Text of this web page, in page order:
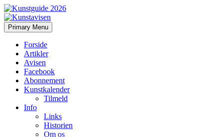
Kunstavisen
Search
Primary Menu Skip
to
Forside
Artikler
Avisen
Facebook
Abonnement
Kunstkalender
Tilmeld
Info
Links
Historien
Om os